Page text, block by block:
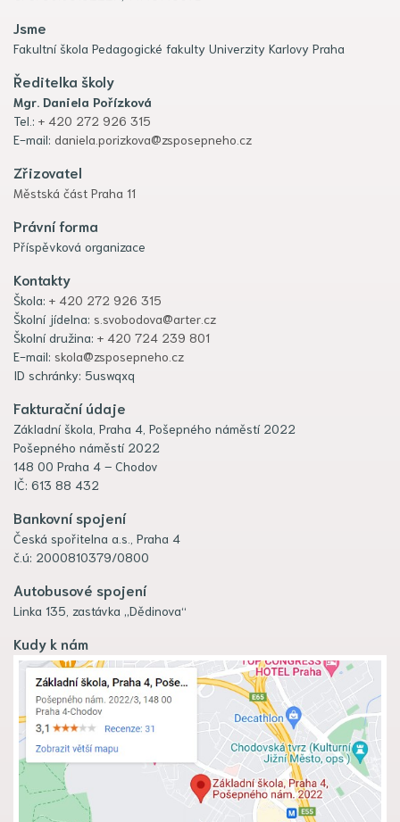
Jsme
Fakultní škola Pedagogické fakulty Univerzity Karlovy Praha
Ředitelka školy
Mgr. Daniela Pořízková
Tel.: + 420 272 926 315
E-mail: daniela.porizkova@zsposepneho.cz
Zřizovatel
Městská část Praha 11
Právní forma
Příspěvková organizace
Kontakty
Škola: + 420 272 926 315
Školní jídelna: s.svobodova@arter.cz
Školní družina: + 420 724 239 801
E-mail: skola@zsposepneho.cz
ID schránky: 5uswqxq
Fakturační údaje
Základní škola, Praha 4, Pošepného náměstí 2022
Pošepného náměstí 2022
148 00 Praha 4 – Chodov
IČ: 613 88 432
Bankovní spojení
Česká spořitelna a.s., Praha 4
č.ú: 2000810379/0800
Autobusové spojení
Linka 135, zastávka „Dědinova“
Kudy k nám